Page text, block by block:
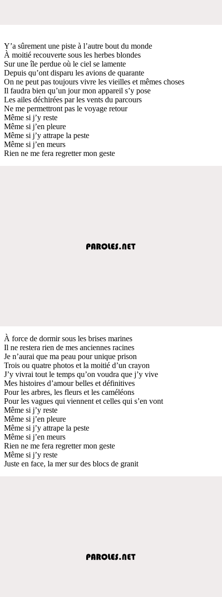
Y’a sûrement une piste à l’autre bout du monde
À moitié recouverte sous les herbes blondes
Sur une île perdue où le ciel se lamente
Depuis qu’ont disparu les avions de quarante
On ne peut pas toujours vivre les vieilles et mêmes choses
Il faudra bien qu’un jour mon appareil s’y pose
Les ailes déchirées par les vents du parcours
Ne me permettront pas le voyage retour
Même si j’y reste
Même si j’en pleure
Même si j’y attrape la peste
Même si j’en meurs
Rien ne me fera regretter mon geste
À force de dormir sous les brises marines
Il ne restera rien de mes anciennes racines
Je n’aurai que ma peau pour unique prison
Trois ou quatre photos et la moitié d’un crayon
J’y vivrai tout le temps qu’on voudra que j’y vive
Mes histoires d’amour belles et définitives
Pour les arbres, les fleurs et les caméléons
Pour les vagues qui viennent et celles qui s’en vont
Même si j’y reste
Même si j’en pleure
Même si j’y attrape la peste
Même si j’en meurs
Rien ne me fera regretter mon geste
Même si j’y reste
Juste en face, la mer sur des blocs de granit